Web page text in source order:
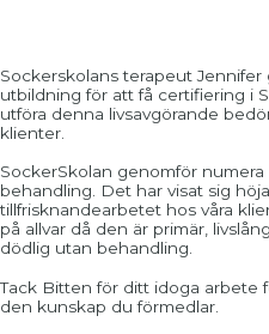
Sockerskolans terapeut
utbildning för att få certifiering i
utföra denna livsavgörande
klienter.
SockerSkolan genomför numera
behandling. Det har visat sig
tillfrisknandearbetet hos våra
på allvar då den är primär,
dödlig utan behandling.
Tack Bitten för ditt idoga arbete
den kunskap du förmedlar.